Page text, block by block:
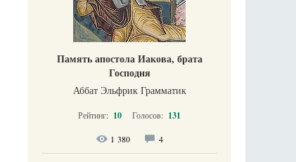
Память апостола Иакова, брата
Господня
Аббат Эльфрик Грамматик
Рейтинг: 10 Голосов: 131
1 380 4